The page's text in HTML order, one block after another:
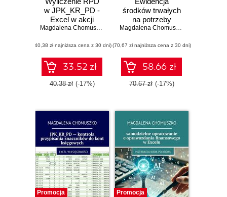
w JPK_KR_PD -
Excel w akcji
Magdalena Chomuszko
(40,38 zł najniższa cena z 30 dni)
33.52 zł
40.38 zł (-17%)
środków trwałych
na potrzeby
raportowania JPK
Magdalena Chomuszko
(70,67 zł najniższa cena z 30 dni)
58.66 zł
70.67 zł (-17%)
Promocja Promocja